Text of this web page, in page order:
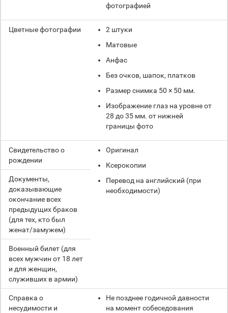
фотографией
Цветные фотографии
2 штуки
Матовые
Анфас
Без очков, шапок, платков
Размер снимка 50 × 50 мм.
Изображение глаз на уровне от
28 до 35 мм. от нижней
границы фото
Свидетельство о
рождении
Оригинал
Ксерокопии
Перевод на английский (при
необходимости)
Документы,
доказывающие
окончание всех
предыдущих браков
(для тех, кто был
женат/замужем)
Военный билет (для
всех мужчин от 18 лет
и для женщин,
служивших в армии)
Справка о
несудимости и
Не позднее годичной давности
на момент собеседования